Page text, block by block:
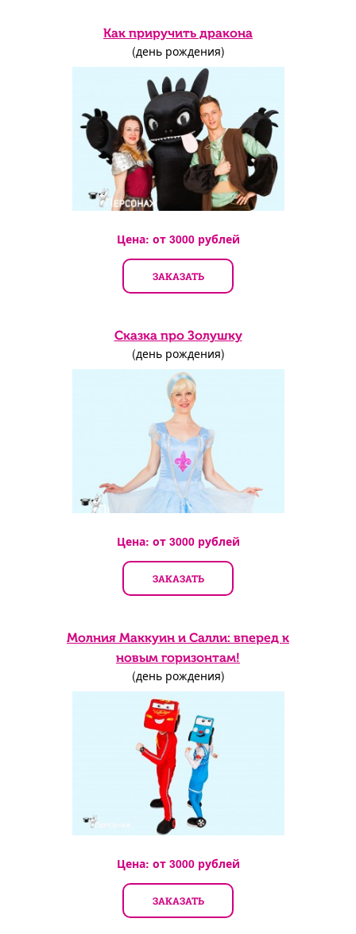
Как приручить дракона
(день рождения)
Цена: от 3000рублей
ЗАКАЗАТЬ
Сказка про Золушку
(день рождения)
Цена: от 3000рублей
ЗАКАЗАТЬ
Молния Маккуин и Салли: вперед к
новым горизонтам!
(день рождения)
Цена: от 3000рублей
ЗАКАЗАТЬ